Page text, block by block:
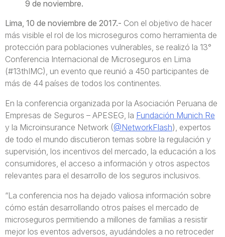
9 de noviembre.
Lima, 10 de noviembre de 2017.- Con el objetivo de hacer
más visible el rol de los microseguros como herramienta de
protección para poblaciones vulnerables, se realizó la 13°
Conferencia Internacional de Microseguros en Lima
(#13thIMC), un evento que reunió a 450 participantes de
más de 44 países de todos los continentes.
En la conferencia organizada por la Asociación Peruana de
Empresas de Seguros – APESEG, la Fundación Munich Re
y la Microinsurance Network (@NetworkFlash), expertos
de todo el mundo discutieron temas sobre la regulación y
supervisión, los incentivos del mercado, la educación a los
consumidores, el acceso a información y otros aspectos
relevantes para el desarrollo de los seguros inclusivos.
“La conferencia nos ha dejado valiosa información sobre
cómo están desarrollando otros países el mercado de
microseguros permitiendo a millones de familias a resistir
mejor los eventos adversos, ayudándoles a no retroceder